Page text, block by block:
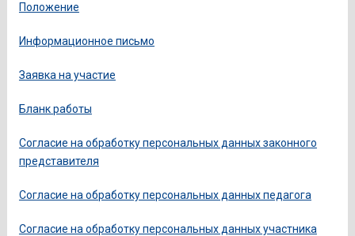
Положение
Информационное письмо
Заявка на участие
Бланк работы
Согласие на обработку персональных данных законного
представителя
Согласие на обработку персональных данных педагога
Согласие на обработку персональных данных участника